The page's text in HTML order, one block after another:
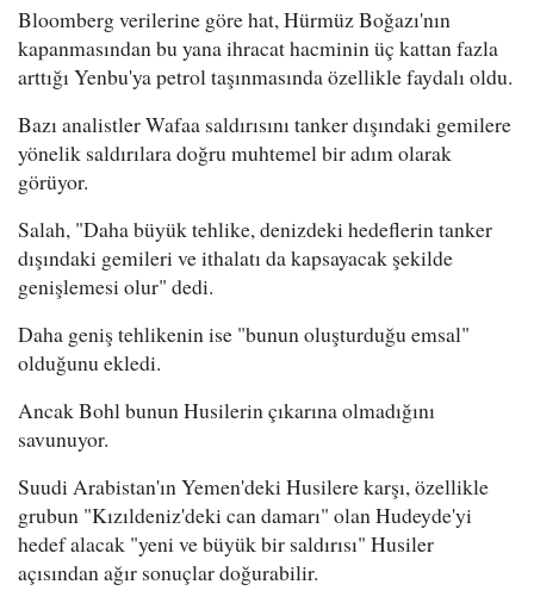
Bloomberg verilerine göre hat, Hürmüz Boğazı'nın
kapanmasından bu yana ihracat hacminin üç kattan fazla
arttığı Yenbu'ya petrol taşınmasında özellikle faydalı oldu.
Bazı analistler Wafaa saldırısını tanker dışındaki gemilere
yönelik saldırılara doğru muhtemel bir adım olarak
görüyor.
Salah, "Daha büyük tehlike, denizdeki hedeflerin tanker
dışındaki gemileri ve ithalatı da kapsayacak şekilde
genişlemesi olur" dedi.
Daha geniş tehlikenin ise "bunun oluşturduğu emsal"
olduğunu ekledi.
Ancak Bohl bunun Husilerin çıkarına olmadığını
savunuyor.
Suudi Arabistan'ın Yemen'deki Husilere karşı, özellikle
grubun "Kızıldeniz'deki can damarı" olan Hudeyde'yi
hedef alacak "yeni ve büyük bir saldırısı" Husiler
açısından ağır sonuçlar doğurabilir.